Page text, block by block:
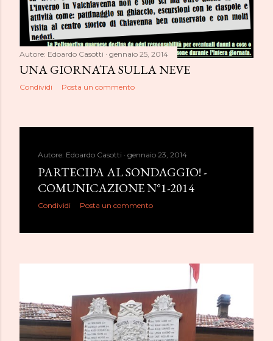
Autore: Edoardo Casotti gennaio 25, 2014
UNA GIORNATA SULLA NEVE
Condividi Posta un commento
Autore: Edoardo Casotti gennaio 23, 2014
PARTECIPA AL SONDAGGIO! -
COMUNICAZIONE N°1-2014
Condividi Posta un commento